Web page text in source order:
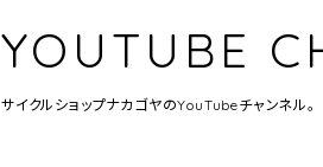
YOUTUBE
サイクルショップナカゴヤのYouTubeチャンネル。